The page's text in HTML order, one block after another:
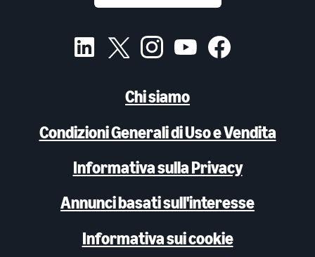
Chi siamo
Condizioni Generali di Uso e Vendita
Informativa sulla Privacy
Annunci basati sull'interesse
Informativa sui cookie